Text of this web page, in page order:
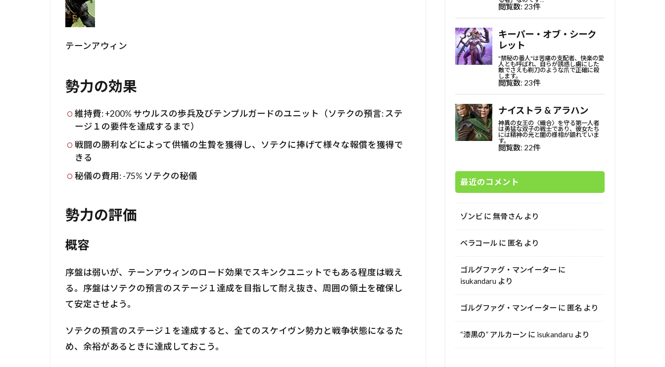
テーンアウィン
勢力の効果
維持費: +200% サウルスの歩兵及びテンプルガードのユニット（ソテクの預言: ステ
ージ１の要件を達成するまで）
戦闘の勝利などによって供犠の生贄を獲得し、ソテクに捧げて様々な報償を獲得で
きる
秘儀の費用: -75% ソテクの秘儀
勢力の評価
概容
序盤は弱いが、テーンアウィンのロード効果でスキンクユニットでもある程度は戦え
る。序盤はソテクの預言のステージ１達成を目指して耐え抜き、周囲の領土を確保し
て安定させよう。
ソテクの預言のステージ１を達成すると、全てのスケイヴン勢力と戦争状態になるた
め、余裕があるときに達成しておこう。
最近のコメント
ゾンビ に 無骨さん より
ベラコール に 匿名 より
ゴルグファグ・マンイーター に
isukandaru より
ゴルグファグ・マンイーター に 匿名 より
“漆黒の” アルカーン に isukandaru より